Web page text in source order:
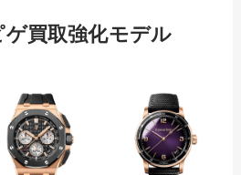
買取強化モデル